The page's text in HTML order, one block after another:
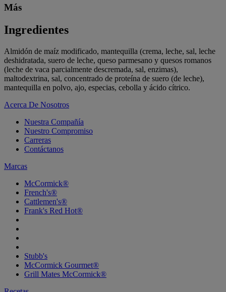
Más
Ingredientes
Almidón de maíz modificado, mantequilla (crema, leche, sal, leche
deshidratada, suero de leche, queso parmesano y quesos romanos
(leche de vaca parcialmente descremada, sal, enzimas),
maltodextrina, sal, concentrado de proteína de suero (de leche),
mantequilla en polvo, ajo, especias, cebolla y ácido cítrico.
Acerca De Nosotros
Nuestra Compañía
Nuestro Compromiso
Carreras
Contáctanos
Marcas
McCormick®
French's®
Cattlemen's®
Frank's Red Hot®
Stubb's
McCormick Gourmet®
Grill Mates McCormick®